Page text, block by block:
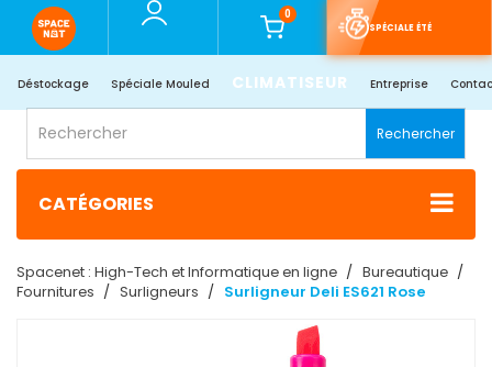
0
SPÉCIALE ÉTÉ
Déstockage Spéciale Mouled CLIMATISEUR Entreprise
Rechercher
CATÉGORIES
Spacenet : High-Tech et Informatique en ligne
Bureautique
Fournitures
Surligneurs Surligneur Deli ES621 Rose